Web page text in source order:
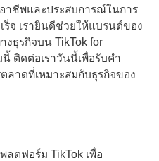
าชีพและประสบการณ์ในการ
ร็จ เรายินดีช่วยให้แบรนด์ของ
งธุรกิจบน TikTok for
ติดต่อเราวันนี้เพื่อรับคำ
ลาดที่เหมาะสมกับธุรกิจของ
ลตฟอร์ม TikTok เพื่อ